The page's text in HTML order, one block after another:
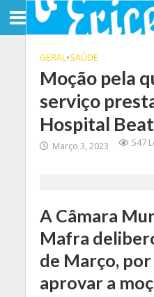
GERAL•SAÚDE
Moção pela
serviço
Hospital
Março 3, 2023 547
A Câmara
Mafra
de Março,
aprovar a